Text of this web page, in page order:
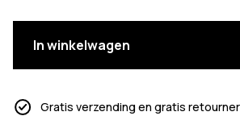
In winkelwagen
Gratis verzending en gratis